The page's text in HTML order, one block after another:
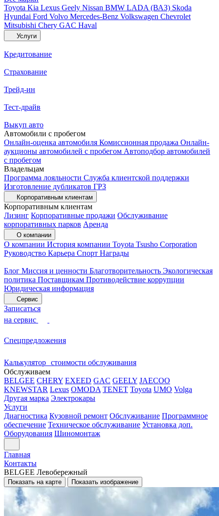
Toyota Kia Lexus Geely Nissan BMW LADA (ВАЗ) Skoda
Hyundai Ford Volvo Mercedes-Benz Volkswagen Chevrolet
Mitsubishi Chery GAC Haval
Услуги
Кредитование
Страхование
Трейд-ин
Тест-драйв
Выкуп авто
Автомобили с пробегом
Онлайн-оценка автомобиля Комиссионная продажа Онлайн-
аукционы автомобилей с пробегом Автоподбор автомобилей
с пробегом
Владельцам
Программа лояльности Служба клиентской поддержки
Изготовление дубликатов ГРЗ
Корпоративным клиентам
Корпоративным клиентам
Лизинг Корпоративные продажи Обслуживание
корпоративных парков Аренда
О компании
О компании История компании Toyota Tsusho Corporation
Руководство Карьера Спорт Награды
Блог Миссия и ценности Благотворительность Экологическая
политика Поставщикам Противодействие коррупции
Юридическая информация
Сервис
Записаться
на сервис
Спецпредложения
Калькулятор стоимости обслуживания
Обслуживаем
BELGEE CHERY EXEED GAC GEELY JAECOO
KNEWSTAR Lexus OMODA TENET Toyota UMO Volga
Другая марка Электрокары
Услуги
Диагностика Кузовной ремонт Обслуживание Программное
обеспечение Техническое обслуживание Установка доп.
Оборудования Шиномонтаж
Главная
Контакты
BELGEE Левобережный
Показать на карте Показать изображение